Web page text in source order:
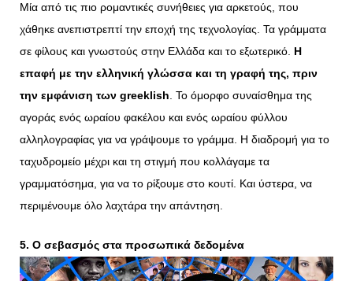
Μία από τις πιο ρομαντικές συνήθειες για αρκετούς, που
χάθηκε ανεπιστρεπτί την εποχή της τεχνολογίας. Τα γράμματα
σε φίλους και γνωστούς στην Ελλάδα και το εξωτερικό. Η
επαφή με την ελληνική γλώσσα και τη γραφή της, πριν
την εμφάνιση των greeklish. Το όμορφο συναίσθημα της
αγοράς ενός ωραίου φακέλου και ενός ωραίου φύλλου
αλληλογραφίας για να γράψουμε το γράμμα. Η διαδρομή για το
ταχυδρομείο μέχρι και τη στιγμή που κολλάγαμε τα
γραμματόσημα, για να το ρίξουμε στο κουτί. Και ύστερα, να
περιμένουμε όλο λαχτάρα την απάντηση.
5. Ο σεβασμός στα προσωπικά δεδομένα